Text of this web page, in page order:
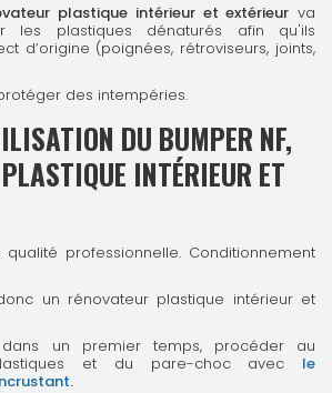
plastique intérieur et extérieur va
les plastiques dénaturés afin qu'ils
d’origine (poignées, rétroviseurs, joints,
des intempéries.
DU BUMPER NF,
INTÉRIEUR ET
professionnelle. Conditionnement
un rénovateur plastique intérieur et
un premier temps, procéder au
et du pare-choc avec le
.